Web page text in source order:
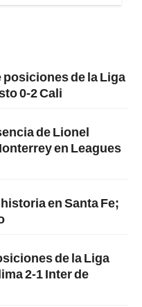
posiciones de la Liga
0-2 Cali
de Lionel
en Leagues
en Santa Fe;
de la Liga
2-1 Inter de